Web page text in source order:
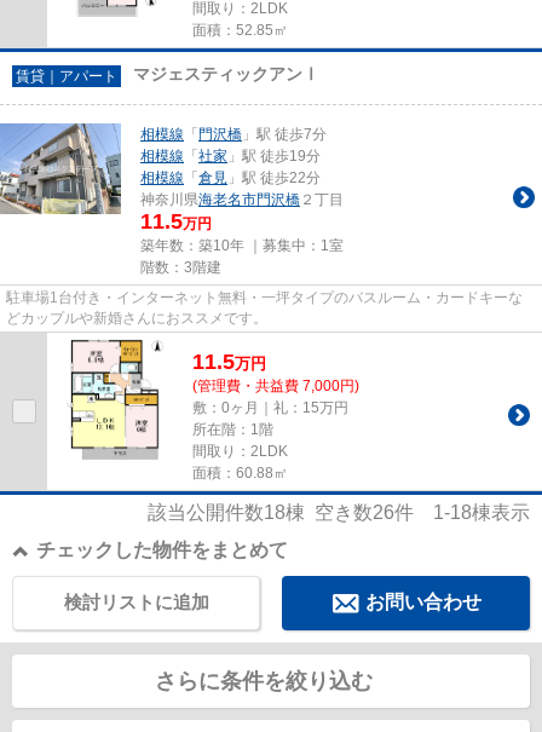
間取り：2LDK
面積：52.85㎡
賃貸｜アパート マジェスティックアンⅠ
相模線 「門沢橋 」駅 徒歩7分
相模線 「社家 」駅 徒歩19分
相模線 「倉見 」駅 徒歩22分
神奈川県海老名市門沢橋 ２丁目
11.5万円
築年数：築10年 ｜募集中： 1室
階数：3階建
駐車場1台付き・インターネット無料・一坪タイプのバスルーム・カードキーな
どカップルや新婚さんにおススメです。
11.5万円
(管理費・共益費 7,000円)
敷：0ヶ月｜礼：15万円
所在階：1階
間取り：2LDK
面積：60.88㎡
該当公開件数18棟 空き数26件 1-18棟表示
チェックした物件をまとめて
お問い合わせ
検討リストに追加
さらに条件を絞り込む